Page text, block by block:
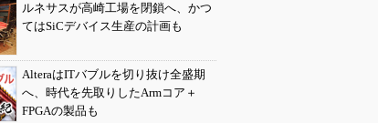
ルネサスが高崎工場を閉鎖へ、かつ
てはSiCデバイス生産の計画も
AlteraはITバブルを切り抜け全盛期
へ、時代を先取りしたArmコア＋
FPGAの製品も